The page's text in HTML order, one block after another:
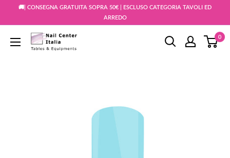
🚚| CONSEGNA GRATUITA SOPRA 50€ | ESCLUSO CATEGORIA TAVOLI ED
ARREDO
Snc
Nail
0